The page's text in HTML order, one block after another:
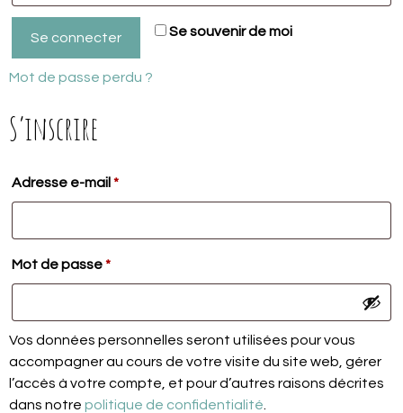
Se souvenir de moi
Se connecter
Mot de passe perdu ?
S’inscrire
Adresse e-mail *Obligatoire
Mot de passe*Obligatoire
Vos données personnelles seront utilisées pour vous
accompagner au cours de votre visite du site web, gérer
l’accès à votre compte, et pour d’autres raisons décrites
dans notre politique de confidentialité